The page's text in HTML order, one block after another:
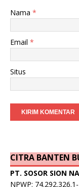
Nama *
Email *
Situs
CITRA BANTEN
PT. SOSOR SION
NPWP: